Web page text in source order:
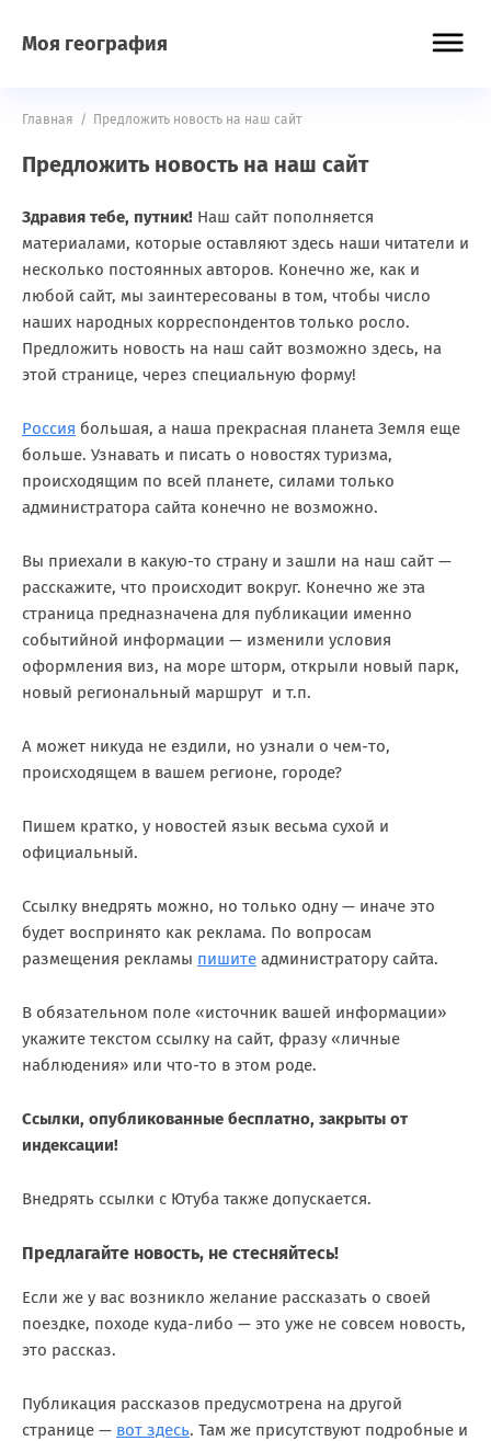
Моя география
Главная / Предложить новость на наш сайт
Предложить новость на наш сайт
Здравия тебе, путник! Наш сайт пополняется
материалами, которые оставляют здесь наши читатели и
несколько постоянных авторов. Конечно же, как и
любой сайт, мы заинтересованы в том, чтобы число
наших народных корреспондентов только росло.
Предложить новость на наш сайт возможно здесь, на
этой странице, через специальную форму!
Россия большая, а наша прекрасная планета Земля еще
больше. Узнавать и писать о новостях туризма,
происходящим по всей планете, силами только
администратора сайта конечно не возможно.
Вы приехали в какую-то страну и зашли на наш сайт —
расскажите, что происходит вокруг. Конечно же эта
страница предназначена для публикации именно
событийной информации — изменили условия
оформления виз, на море шторм, открыли новый парк,
новый региональный маршрут и т.п.
А может никуда не ездили, но узнали о чем-то,
происходящем в вашем регионе, городе?
Пишем кратко, у новостей язык весьма сухой и
официальный.
Ссылку внедрять можно, но только одну — иначе это
будет воспринято как реклама. По вопросам
размещения рекламы пишите администратору сайта.
В обязательном поле «источник вашей информации»
укажите текстом ссылку на сайт, фразу «личные
наблюдения» или что-то в этом роде.
Ссылки, опубликованные бесплатно, закрыты от
индексации!
Внедрять ссылки с Ютуба также допускается.
Предлагайте новость, не стесняйтесь!
Если же у вас возникло желание рассказать о своей
поездке, походе куда-либо — это уже не совсем новость,
это рассказ.
Публикация рассказов предусмотрена на другой
странице — вот здесь. Там же присутствуют подробные и